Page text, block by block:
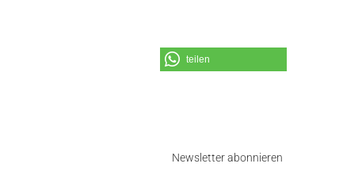
teilen
Newsletter abonnieren